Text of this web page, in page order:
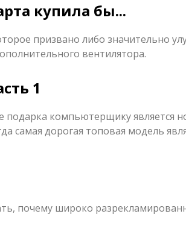
купила бы...
призвано либо значительно
вентилятора.
1
компьютерщику является
самая дорогая топовая модель
почему широко